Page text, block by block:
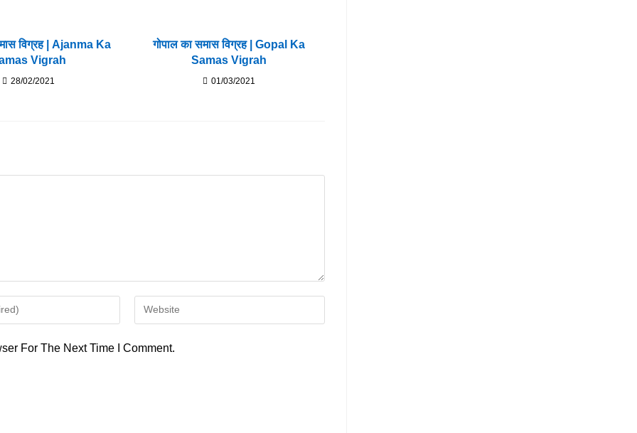
विग्रह | Ajanma Ka
Vigrah
28/02/2021
गोपाल का समास विग्रह | Gopal Ka
Samas Vigrah
01/03/2021
Enter
Your
For The Next Time I Comment.